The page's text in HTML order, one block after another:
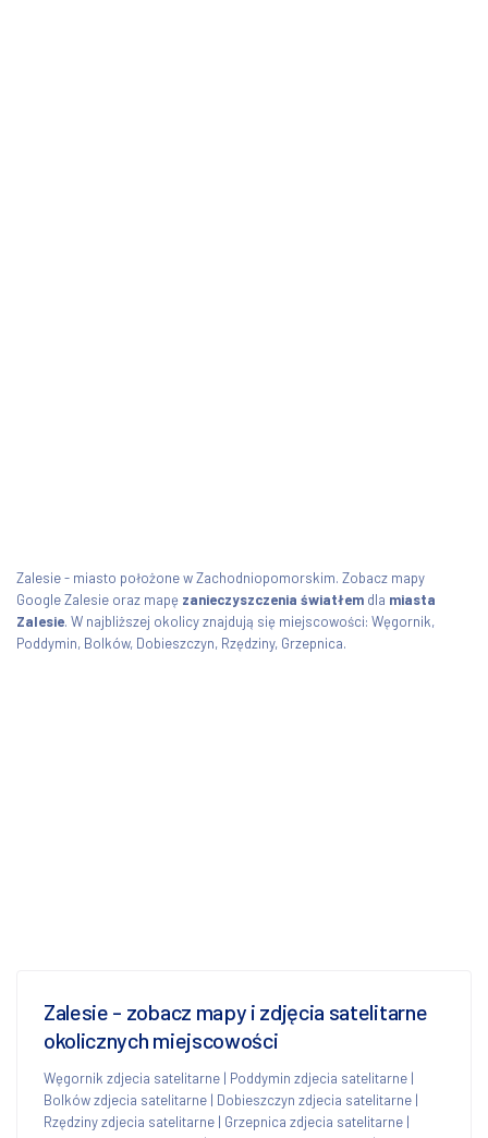
Zalesie - miasto położone w Zachodniopomorskim. Zobacz mapy
Google Zalesie oraz mapę zanieczyszczenia światłem dla miasta
Zalesie. W najbliższej okolicy znajdują się miejscowości: Węgornik,
Poddymin, Bolków, Dobieszczyn, Rzędziny, Grzepnica.
Zalesie - zobacz mapy i zdjęcia satelitarne
okolicznych miejscowości
Węgornik zdjecia satelitarne | Poddymin zdjecia satelitarne |
Bolków zdjecia satelitarne | Dobieszczyn zdjecia satelitarne |
Rzędziny zdjecia satelitarne | Grzepnica zdjecia satelitarne |